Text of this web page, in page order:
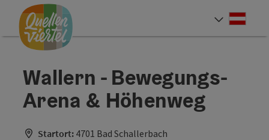
Zum Inhalt
Zur Navigation
Zum Seitenanfang
Wallern - Bewegungs-
Arena & Höhenweg
Startort: 4701 Bad Schallerbach